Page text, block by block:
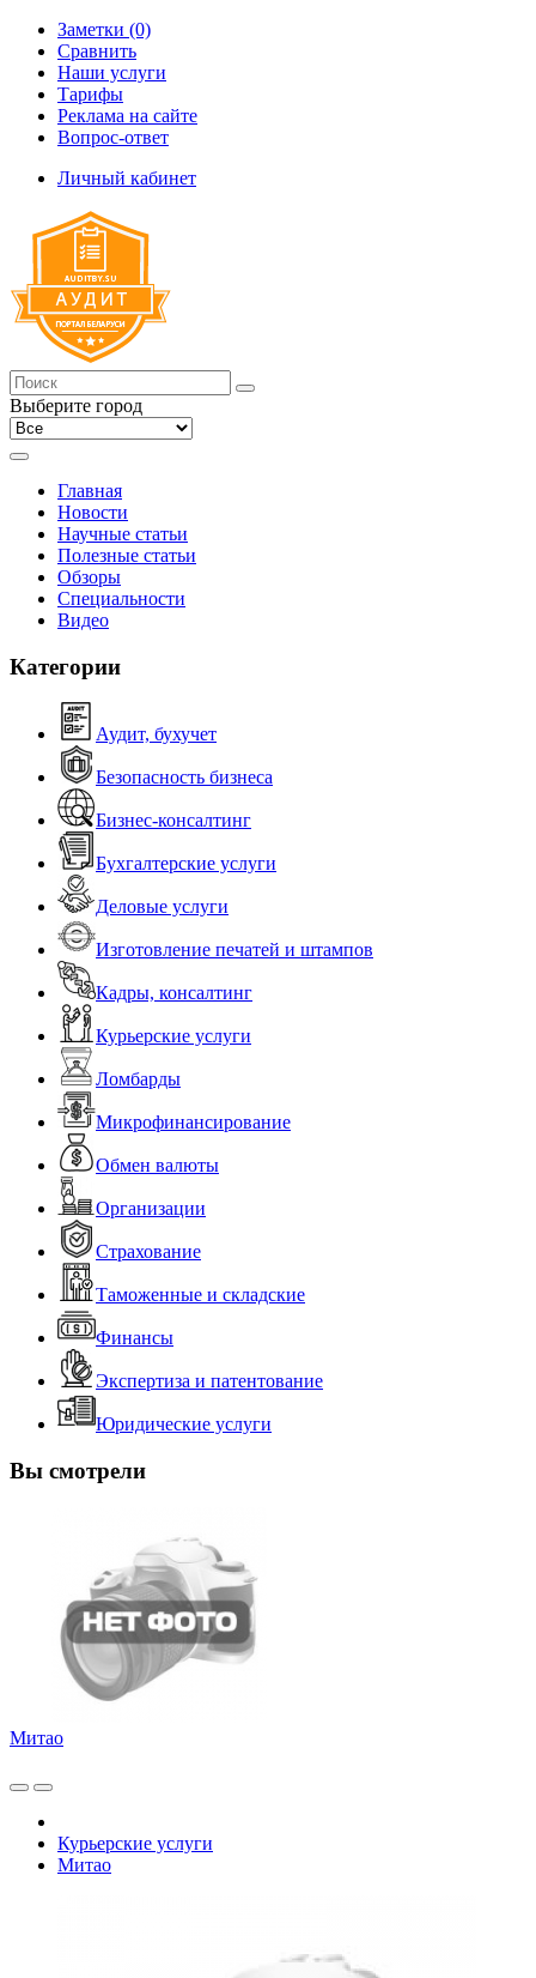
Заметки (0)
Сравнить
Наши услуги
Тарифы
Реклама на сайте
Вопрос-ответ
Личный кабинет
Выберите город
Главная
Новости
Научные статьи
Полезные статьи
Обзоры
Специальности
Видео
Категории
Аудит, бухучет
Безопасность бизнеса
Бизнес-консалтинг
Бухгалтерские услуги
Деловые услуги
Изготовление печатей и штампов
Кадры, консалтинг
Курьерские услуги
Ломбарды
Микрофинансирование
Обмен валюты
Организации
Страхование
Таможенные и складские
Финансы
Экспертиза и патентование
Юридические услуги
Вы смотрели
Митао
Курьерские услуги
Митао